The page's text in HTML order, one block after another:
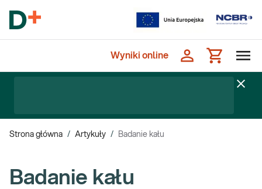
Wyniki online
Strona główna / Artykuły / Badanie kału
Badanie kału